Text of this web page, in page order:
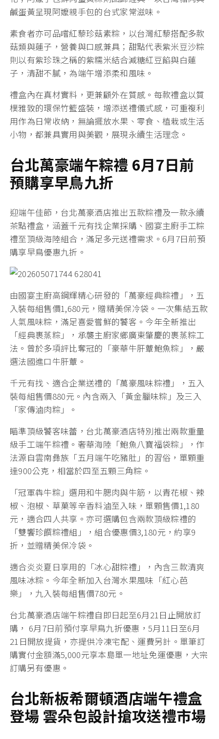
鹹蛋黃呈現阿嬤親手包的台式家常滋味。
素食者亦可品嚐紅藜珍菇素粽，以台灣紅藜搭配多款
菇類與蓮子，營養與口感兼具；甜點代表紫米豆沙粽
則以有紫珍珠之稱的紫糯米結合減糖紅豆餡與白蓮
子，清甜不膩，為端午增添柔和風味。
禮盒內在真材實料，更兼顧外在質感。每款禮盒以質
樸雅致的環保竹籃盛裝，增添送禮儀式感，可重複利
用作為日常收納，無論擺放水果、零食、植栽或生活
小物，都兼具實用與美觀，展現永續生活理念。
台北萬豪端午粽禮 6月7日前
預購享早鳥九折
迎端午佳節，台北萬豪酒店推出五款粽禮及一款永續
茶點禮盒，涵蓋千元有找企業採購、國宴主廚手工粽
禮至頂級海陸組合，滿足多元送禮需求。6月7日前預
購享早鳥優惠九折。
由國宴主廚高鋼輝精心研發的「萬豪經典粽禮」，五
入裝每組售價1,680元，贈精美保冷袋。一次集結五款
人氣風味粽，滿足喜愛嘗鮮的饕客。今年全新推出
「經典裹蒸粽」，承襲主廚家鄉廣東肇慶的裹蒸粽工
法。曾於多項評比奪冠的「豪華牛肝蕈鮑魚粽」，嚴
選法國進口牛肝蕈。
千元有找、適合企業送禮的「萬豪風味粽禮」，五入
裝每組售價880元。內含兩入「黃金臘味粽」及三入
「家傳滷肉粽」。
瞄準頂級饕客味蕾，台北萬豪酒店特別推出兩款重量
級手工端午粽禮。奢華海陸「鮑魚八寶福袋粽」，作
法源自雲南彝族「五月端午吃豬肚」的習俗，單顆重
達900公克，相當於四至五顆三角粽。
「冠軍犇牛粽」選用和牛腮肉與牛筋，以青花椒、辣
椒、泡椒、草菓等辛香料滷至入味，單顆售價1,180
元，適合四人共享。亦可選購包含兩款頂級粽禮的
「雙饗珍饌粽禮組」，組合優惠價3,180元，約享9
折，並贈精美保冷袋。
適合炎炎夏日享用的「冰心甜粽禮」，內含三款清爽
風味冰粽。今年全新加入台灣水果風味「紅心芭
樂」，九入裝每組售價780元。
台北萬豪酒店端午粽禮自即日起至6月21日止開放訂
購， 6月7日前預付享早鳥九折優惠，5月11日至6月
21日開放提貨，亦提供冷凍宅配、運費另計。單筆訂
購實付金額滿5,000元享本島單一地址免運優惠，大宗
訂購另有優惠。
台北新板希爾頓酒店端午禮盒
登場 雲朵包設計搶攻送禮市場